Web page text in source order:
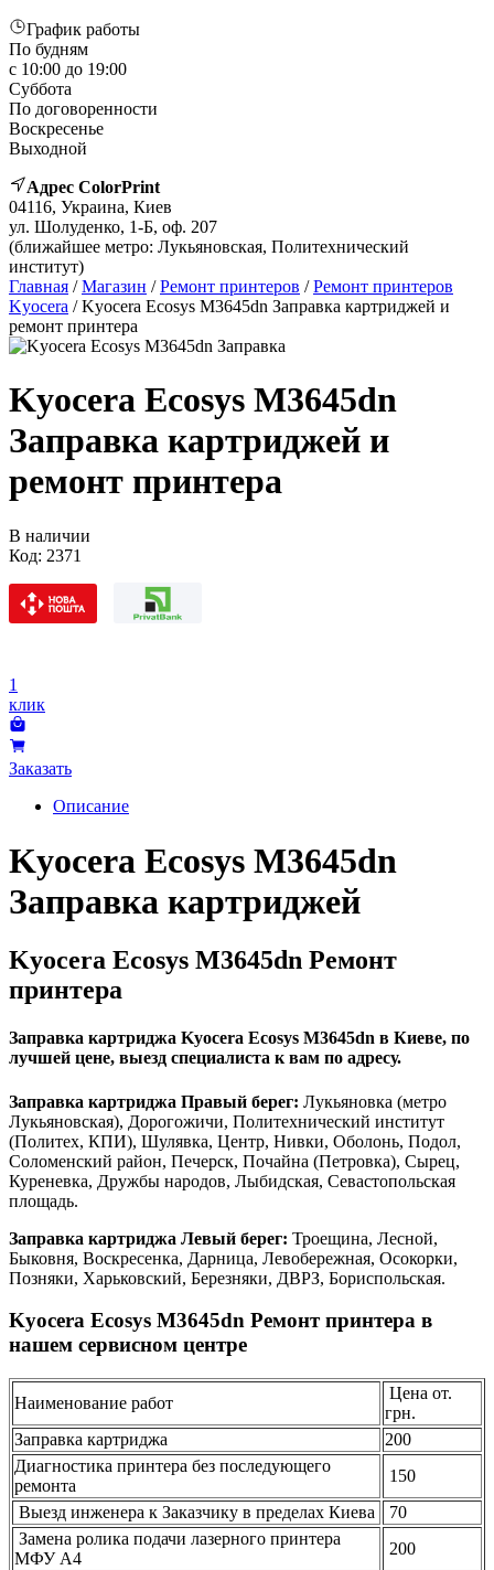
График работы
По будням
с 10:00 до 19:00
Суббота
По договоренности
Воскресенье
Выходной
Адрес ColorPrint
04116, Украина, Киев
ул. Шолуденко, 1-Б, оф. 207
(ближайшее метро: Лукьяновская, Политехнический
институт)
Главная /Магазин /Ремонт принтеров /Ремонт принтеров
Kyocera / Kyocera Ecosys M3645dn Заправка картриджей и
ремонт принтера
Kyocera Ecosys M3645dn
Заправка картриджей и
ремонт принтера
В наличии
Код: 2371
1
клик
Заказать
Описание
Kyocera Ecosys M3645dn
Заправка картриджей
Kyocera Ecosys M3645dn Ремонт
принтера
Заправка картриджа Kyocera Ecosys M3645dn в Киеве, по
лучшей цене, выезд специалиста к вам по адресу.
Заправка картриджа Правый берег: Лукьяновка (метро
Лукьяновская), Дорогожичи, Политехнический институт
(Политех, КПИ), Шулявка, Центр, Нивки, Оболонь, Подол,
Соломенский район, Печерск, Почайна (Петровка), Сырец,
Куреневка, Дружбы народов, Лыбидская, Севастопольская
площадь.
Заправка картриджа Левый берег: Троещина, Лесной,
Быковня, Воскресенка, Дарница, Левобережная, Осокорки,
Позняки, Харьковский, Березняки, ДВРЗ, Бориспольская.
Kyocera Ecosys M3645dn Ремонт принтера в
нашем сервисном центре
Наименование работ
Цена от.
грн.
Заправка картриджа
200
Диагностика принтера без последующего
ремонта
150
Выезд инженера к Заказчику в пределах Киева
70
Замена ролика подачи лазерного принтера
МФУ А4
200